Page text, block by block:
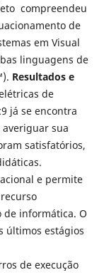
compreendeu
de
em Visual
linguagens de
Resultados e
de
já se encontra
sua
satisfatórios,
e permite
informática. O
últimos estágios
de execução